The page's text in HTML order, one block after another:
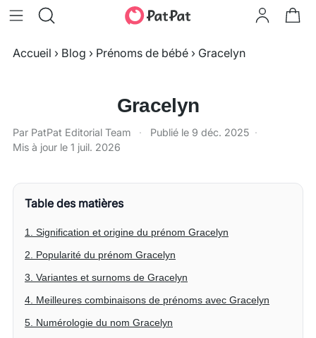
Accueil › Blog › Prénoms de bébé › Gracelyn
Gracelyn
Par PatPat Editorial Team · Publié le 9 déc. 2025 ·
Mis à jour le 1 juil. 2026
Table des matières
1. Signification et origine du prénom Gracelyn
2. Popularité du prénom Gracelyn
3. Variantes et surnoms de Gracelyn
4. Meilleures combinaisons de prénoms avec Gracelyn
5. Numérologie du nom Gracelyn